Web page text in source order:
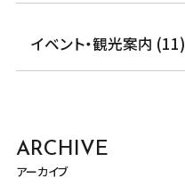
イベント・観光案内 (11)
ARCHIVE
アーカイブ